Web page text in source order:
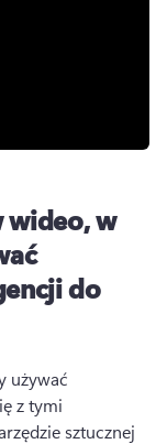
wideo, w
do
używać
z tymi
sztucznej